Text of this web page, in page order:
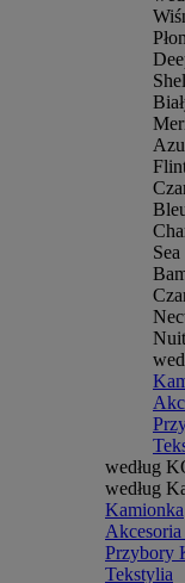
Nuit
według
według
Kamionka
Przybory
Tekstylia